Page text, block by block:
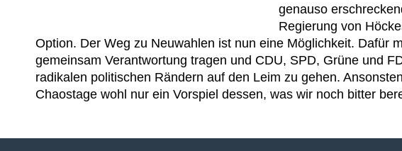
genauso
Regierung von
Option. Der Weg zu Neuwahlen ist nun eine Möglichkeit. Dafür
gemeinsam Verantwortung tragen und CDU, SPD, Grüne und
radikalen politischen Rändern auf den Leim zu gehen.
Chaostage wohl nur ein Vorspiel dessen, was wir noch bitter